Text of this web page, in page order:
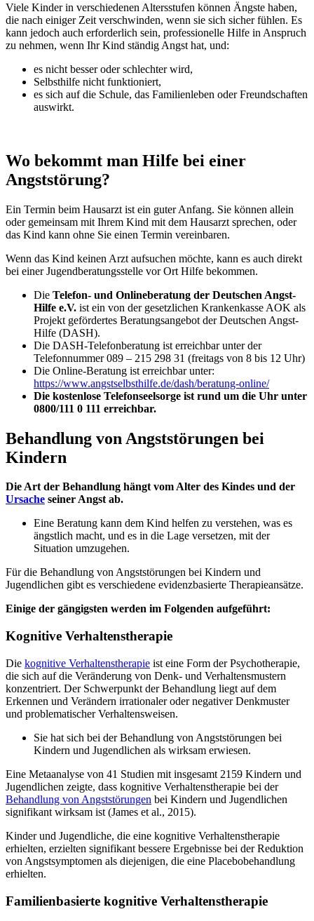
Viele Kinder in verschiedenen Altersstufen können Ängste haben,
die nach einiger Zeit verschwinden, wenn sie sich sicher fühlen. Es
kann jedoch auch erforderlich sein, professionelle Hilfe in Anspruch
zu nehmen, wenn Ihr Kind ständig Angst hat, und:
es nicht besser oder schlechter wird,
Selbsthilfe nicht funktioniert,
es sich auf die Schule, das Familienleben oder Freundschaften
auswirkt.
Wo bekommt man Hilfe bei einer
Angststörung?
Ein Termin beim Hausarzt ist ein guter Anfang. Sie können allein
oder gemeinsam mit Ihrem Kind mit dem Hausarzt sprechen, oder
das Kind kann ohne Sie einen Termin vereinbaren.
Wenn das Kind keinen Arzt aufsuchen möchte, kann es auch direkt
bei einer Jugendberatungsstelle vor Ort Hilfe bekommen.
Die Telefon- und Onlineberatung der Deutschen Angst-
Hilfe e.V. ist ein von der gesetzlichen Krankenkasse AOK als
Projekt gefördertes Beratungsangebot der Deutschen Angst-
Hilfe (DASH).
Die DASH-Telefonberatung ist erreichbar unter der
Telefonnummer 089 – 215 298 31 (freitags von 8 bis 12 Uhr)
Die Online-Beratung ist erreichbar unter:
https://www.angstselbsthilfe.de/dash/beratung-online/
Die kostenlose Telefonseelsorge ist rund um die Uhr unter
0800/111 0 111 erreichbar.
Behandlung von Angststörungen bei
Kindern
Die Art der Behandlung hängt vom Alter des Kindes und der
Ursache seiner Angst ab.
Eine Beratung kann dem Kind helfen zu verstehen, was es
ängstlich macht, und es in die Lage versetzen, mit der
Situation umzugehen.
Für die Behandlung von Angststörungen bei Kindern und
Jugendlichen gibt es verschiedene evidenzbasierte Therapieansätze.
Einige der gängigsten werden im Folgenden aufgeführt:
Kognitive Verhaltenstherapie
Die kognitive Verhaltenstherapie ist eine Form der Psychotherapie,
die sich auf die Veränderung von Denk- und Verhaltensmustern
konzentriert. Der Schwerpunkt der Behandlung liegt auf dem
Erkennen und Verändern irrationaler oder negativer Denkmuster
und problematischer Verhaltensweisen.
Sie hat sich bei der Behandlung von Angststörungen bei
Kindern und Jugendlichen als wirksam erwiesen.
Eine Metaanalyse von 41 Studien mit insgesamt 2159 Kindern und
Jugendlichen zeigte, dass kognitive Verhaltenstherapie bei der
Behandlung von Angststörungen bei Kindern und Jugendlichen
signifikant wirksam ist (James et al., 2015).
Kinder und Jugendliche, die eine kognitive Verhaltenstherapie
erhielten, erzielten signifikant bessere Ergebnisse bei der Reduktion
von Angstsymptomen als diejenigen, die eine Placebobehandlung
erhielten.
Familienbasierte kognitive Verhaltenstherapie